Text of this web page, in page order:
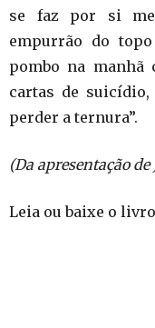
se faz por si
empurrão do
pombo na manhã
cartas de
perder a ternura”.
(Da apresentação de
Leia ou baixe o livro